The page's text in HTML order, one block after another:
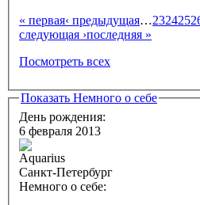
« первая‹ предыдущая…232425
следующая ›последняя »
Посмотреть всех
Показать Немного о себе
День рождения:
6 февраля 2013
Санкт-Петербург
Немного о себе: